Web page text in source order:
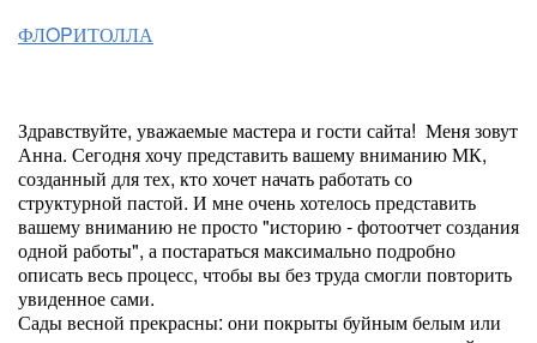
ФЛOPИТОЛЛА
Здравствуйте, уважаемые мастера и гости сайта! Меня зовут
Анна. Сегодня хочу представить вашему вниманию МК,
созданный для тех, кто хочет начать работать со
структурной пастой. И мне очень хотелось представить
вашему вниманию не просто "историю - фотоотчет создания
одной работы", а постараться максимально подробно
описать весь процесс, чтобы вы без труда смогли повторить
увиденное сами.
Сады весной прекрасны: они покрыты буйным белым или